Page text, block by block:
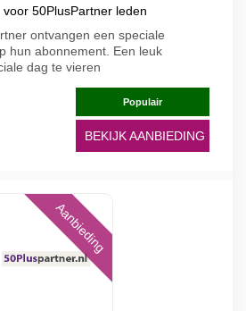
50PlusPartner leden
ontvangen een speciale
hun abonnement. Een leuk
dag te vieren
Populair
BEKIJK AANBIEDING
Aanbieding